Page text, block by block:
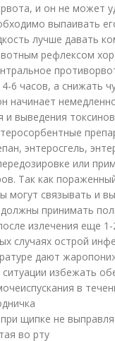
рвота, и он не может
выпаивать
лучше давать
рефлексом
6 часов, а снижать
начинает
и выведения
энтеросгель,
или
Так как
могут связывать и
принимать
излечения еще 1-
случаях острой
дают
ситуации избежать
в
щипке не
во рту